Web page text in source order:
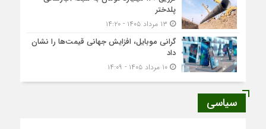
پلدختر
گرانی موبایل، افزایش جهانی قیمت‌ها را نشان
داد
۱۰ مرداد ۱۴۰۵ - ۱۴:۰۹
سیاسی